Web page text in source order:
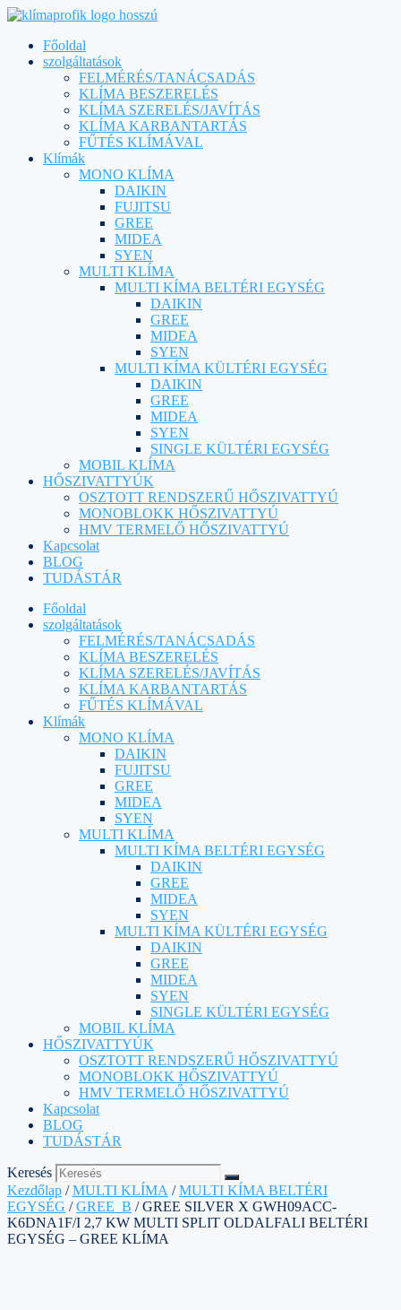
Főoldal
szolgáltatások
FELMÉRÉS/TANÁCSADÁS
KLÍMA BESZERELÉS
KLÍMA SZERELÉS/JAVÍTÁS
KLÍMA KARBANTARTÁS
FŰTÉS KLÍMÁVAL
Klímák
MONO KLÍMA
DAIKIN
FUJITSU
GREE
MIDEA
SYEN
MULTI KLÍMA
MULTI KÍMA BELTÉRI EGYSÉG
DAIKIN
GREE
MIDEA
SYEN
MULTI KÍMA KÜLTÉRI EGYSÉG
DAIKIN
GREE
MIDEA
SYEN
SINGLE KÜLTÉRI EGYSÉG
MOBIL KLÍMA
HŐSZIVATTYÚK
OSZTOTT RENDSZERŰ HŐSZIVATTYÚ
MONOBLOKK HŐSZIVATTYÚ
HMV TERMELŐ HŐSZIVATTYÚ
Kapcsolat
BLOG
TUDÁSTÁR
Főoldal
szolgáltatások
FELMÉRÉS/TANÁCSADÁS
KLÍMA BESZERELÉS
KLÍMA SZERELÉS/JAVÍTÁS
KLÍMA KARBANTARTÁS
FŰTÉS KLÍMÁVAL
Klímák
MONO KLÍMA
DAIKIN
FUJITSU
GREE
MIDEA
SYEN
MULTI KLÍMA
MULTI KÍMA BELTÉRI EGYSÉG
DAIKIN
GREE
MIDEA
SYEN
MULTI KÍMA KÜLTÉRI EGYSÉG
DAIKIN
GREE
MIDEA
SYEN
SINGLE KÜLTÉRI EGYSÉG
MOBIL KLÍMA
HŐSZIVATTYÚK
OSZTOTT RENDSZERŰ HŐSZIVATTYÚ
MONOBLOKK HŐSZIVATTYÚ
HMV TERMELŐ HŐSZIVATTYÚ
Kapcsolat
BLOG
TUDÁSTÁR
Keresés
Kezdőlap /MULTI KLÍMA /MULTI KÍMA BELTÉRI
EGYSÉG /GREE_B / GREE SILVER X GWH09ACC-
K6DNA1F/I 2,7 KW MULTI SPLIT OLDALFALI BELTÉRI
EGYSÉG – GREE KLÍMA